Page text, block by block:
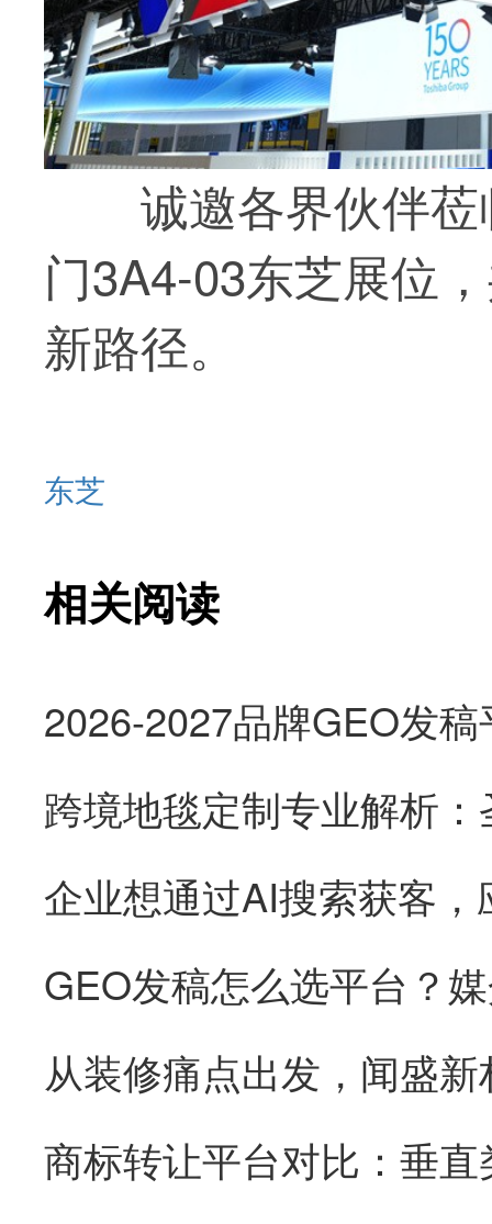
诚邀各界伙伴
门3A4-03东芝展位
新路径。
东芝
相关阅读
跨境地毯定制专业解析
企业想通过AI搜索获客
从装修痛点出发，闻盛